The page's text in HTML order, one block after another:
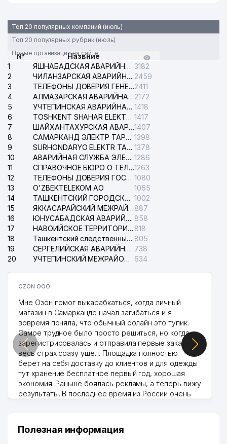
Топ 20 популярных компаний (июль)
Топ 20 популярных рубрик (июль)
Новые организации на сайте
№
Назвние
1
ЯШНАБАДСКАЯ АВАРИЙНАЯ СЛУЖБА ЭЛЕКТРОСЕТИ 3182
2
ЧИЛАНЗАРСКАЯ АВАРИЙНАЯ СЛУЖБА ЭЛЕКТРОСЕТИ 2459
3
ТЕЛЕФОНЫ ДОВЕРИЯ ГЕНЕРАЛЬНОЙ ПРОКУРАТУРЫ РЕСПУБЛИКИ УЗБЕКИСТАН2411
4
АЛМАЗАРСКАЯ АВАРИЙНАЯ СЛУЖБА ЭЛЕКТРОСЕТИ2172
5
УЧТЕПИНСКАЯ АВАРИЙНАЯ СЛУЖБА ЭЛЕКТРОСЕТИ 1418
6
TOSHKENT SHAHAR ELEKTR TARMOQLARI KORXONASI АО 1417
7
ШАЙХАНТАХУРСКАЯ АВАРИЙНАЯ СЛУЖБА ЭЛЕКТРОСЕТИ1407
8
САМАРКАНД ЭЛЕКТР ТАРМОКЛАРИ АО 1398
9
SURHONDARYO ELEKTR TARMOKLARI АО 1378
10
АВАРИЙНАЯ СЛУЖБА ЭЛЕКТРОСЕТИ ТАШКЕНТСКОГО РАЙОНА 1286
11
СПРАВОЧНОЕ БЮРО О ТЕЛЕФОНАХ ОРГАНИЗАЦИЙ г. ТАШКЕНТА1263
12
ТЕЛЕФОНЫ ДОВЕРИЯ ГОСУДАРСТВЕННОГО ЦЕНТРА ТЕСТИРОВАНИЯ 1080
13
O'ZBEKTELEKOM АО
1065
14
ТАШКЕНТСКИЙ ГОРОДСКОЙ СУД ПО ГРАЖДАНСКИМ ДЕЛАМ 1002
15
ЯККАСАРАЙСКИЙ МЕЖРАЙОННЫЙ СУД ПО ГРАЖДАНСКИМ ДЕЛАМ887
16
ЮНУСАБАДСКАЯ АВАРИЙНАЯ СЛУЖБА ЭЛЕКТРОСЕТИ 858
17
НАВОИЙСКОЕ ТЕРРИТОРИАЛЬНОЕ ПРЕДПРИЯТИЕ ЭЛЕКТРОСЕТИ АО 818
18
Ташкентский следственный изолятор 805
19
СЕРГЕЛИЙСКАЯ АВАРИЙНАЯ СЛУЖБА ЭЛЕКТРОСЕТИ 738
20
УЧТЕПИНСКИЙ МЕЖРАЙОННЫЙ СУД ПО ГРАЖДАНСКИМ ДЕЛАМ 634
OZON ООО
Мне Озон помог выкарабкаться, когда личный
магазин в Самарканде начал загибаться и я
вовремя поняла, что обычный офлайн это тупик.
Самое трудное было просто решиться, но когда
зарегистрировалась и отправила первые заказы,
весь страх сразу ушел. Площадка полностью
берет на себя доставку до клиентов и для одежды
тут хранение бесплатное первый год, хорошая
экономия. Раньше боялась рекламы, а теперь вижу
результаты. В последнее время из России очень
Hamida 03.08.2026 12:45:39
Полезная информация